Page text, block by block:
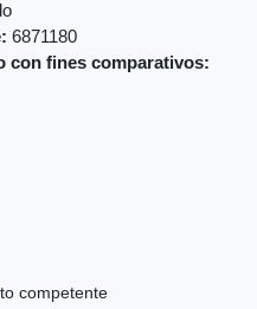
6871180
con fines comparativos:
competente